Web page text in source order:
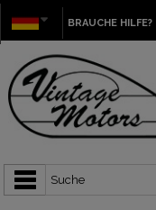
BRAUCHE HILFE?